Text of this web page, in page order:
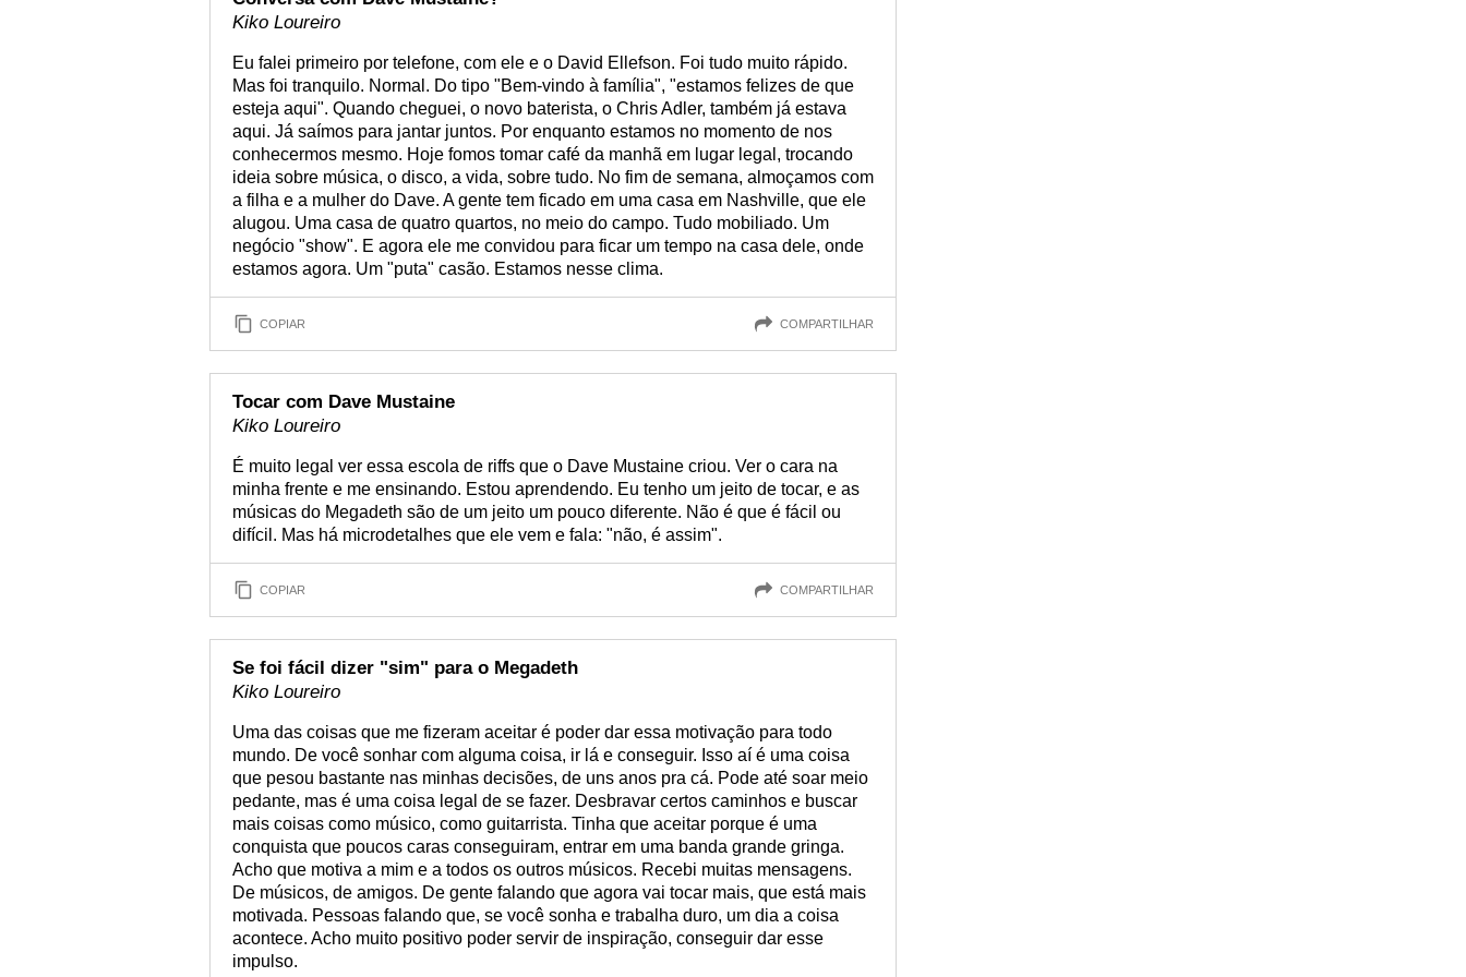
Kiko Loureiro
Eu falei primeiro por telefone, com ele e o David Ellefson. Foi tudo muito rápido.
Mas foi tranquilo. Normal. Do tipo "Bem-vindo à família", "estamos felizes de que
esteja aqui". Quando cheguei, o novo baterista, o Chris Adler, também já estava
aqui. Já saímos para jantar juntos. Por enquanto estamos no momento de nos
conhecermos mesmo. Hoje fomos tomar café da manhã em lugar legal, trocando
ideia sobre música, o disco, a vida, sobre tudo. No fim de semana, almoçamos com
a filha e a mulher do Dave. A gente tem ficado em uma casa em Nashville, que ele
alugou. Uma casa de quatro quartos, no meio do campo. Tudo mobiliado. Um
negócio "show". E agora ele me convidou para ficar um tempo na casa dele, onde
estamos agora. Um "puta" casão. Estamos nesse clima.
COPIAR COMPARTILHAR
Tocar com Dave Mustaine
Kiko Loureiro
É muito legal ver essa escola de riffs que o Dave Mustaine criou. Ver o cara na
minha frente e me ensinando. Estou aprendendo. Eu tenho um jeito de tocar, e as
músicas do Megadeth são de um jeito um pouco diferente. Não é que é fácil ou
difícil. Mas há microdetalhes que ele vem e fala: "não, é assim".
COPIAR COMPARTILHAR
Se foi fácil dizer "sim" para o Megadeth
Kiko Loureiro
Uma das coisas que me fizeram aceitar é poder dar essa motivação para todo
mundo. De você sonhar com alguma coisa, ir lá e conseguir. Isso aí é uma coisa
que pesou bastante nas minhas decisões, de uns anos pra cá. Pode até soar meio
pedante, mas é uma coisa legal de se fazer. Desbravar certos caminhos e buscar
mais coisas como músico, como guitarrista. Tinha que aceitar porque é uma
conquista que poucos caras conseguiram, entrar em uma banda grande gringa.
Acho que motiva a mim e a todos os outros músicos. Recebi muitas mensagens.
De músicos, de amigos. De gente falando que agora vai tocar mais, que está mais
motivada. Pessoas falando que, se você sonha e trabalha duro, um dia a coisa
acontece. Acho muito positivo poder servir de inspiração, conseguir dar esse
impulso.